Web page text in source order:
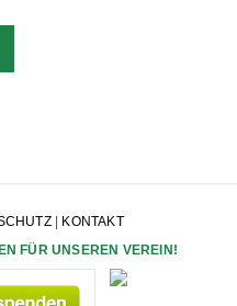
|
KONTAKT
FÜR UNSEREN VEREIN!